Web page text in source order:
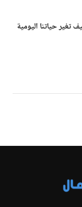
تغير حياتنا اليومية